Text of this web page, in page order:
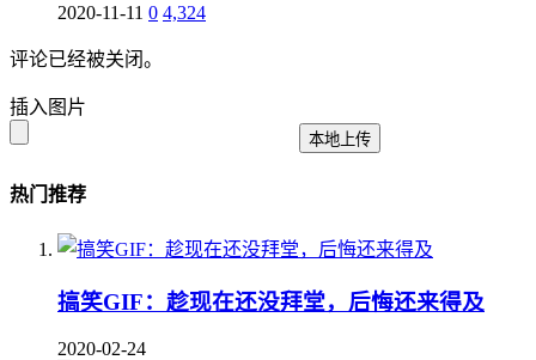
2020-11-11 0 4,324
评论已经被关闭。
插入图片
本地上传
热门推荐
搞笑GIF：趁现在还没拜堂，后悔还来得及
2020-02-24